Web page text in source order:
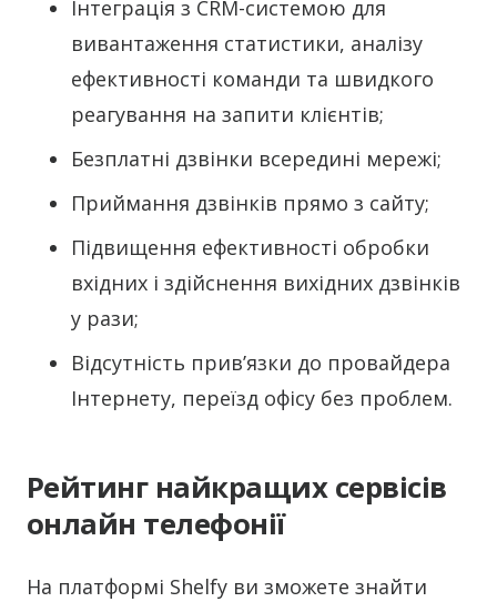
Інтеграція з CRM-системою для
вивантаження статистики, аналізу
ефективності команди та швидкого
реагування на запити клієнтів;
Безплатні дзвінки всередині мережі;
Приймання дзвінків прямо з сайту;
Підвищення ефективності обробки
вхідних і здійснення вихідних дзвінків
у рази;
Відсутність прив’язки до провайдера
Інтернету, переїзд офісу без проблем.
Рейтинг найкращих сервісів
онлайн телефонії
На платформі Shelfy ви зможете знайти